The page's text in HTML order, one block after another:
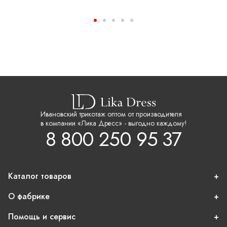
Ивановский трикотаж оптом от производителя
в компании «Лика Дресс» - выгодно каждому!
8 800 250 95 37
Каталог товаров
О фабрике
Помощь и сервис